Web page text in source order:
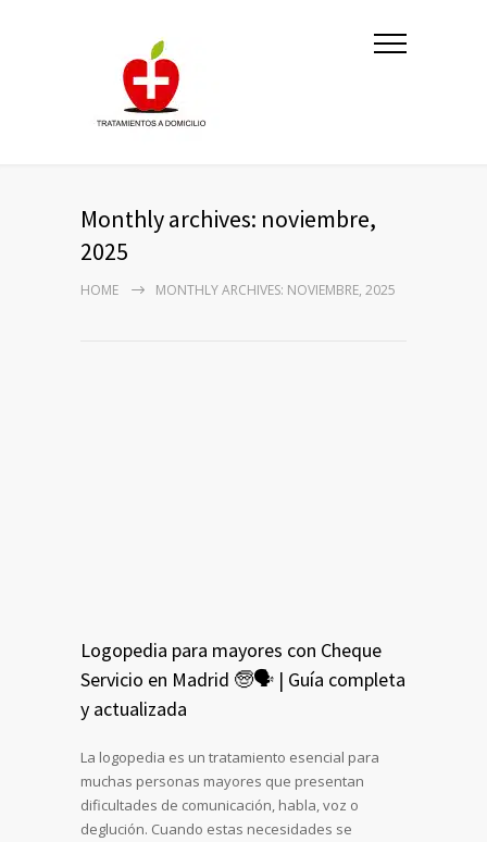
Monthly archives: noviembre,
2025
HOME MONTHLY ARCHIVES: NOVIEMBRE, 2025
Logopedia para mayores con Cheque
Servicio en Madrid 🧓🗣️ | Guía completa
y actualizada
La logopedia es un tratamiento esencial para
muchas personas mayores que presentan
dificultades de comunicación, habla, voz o
deglución. Cuando estas necesidades se